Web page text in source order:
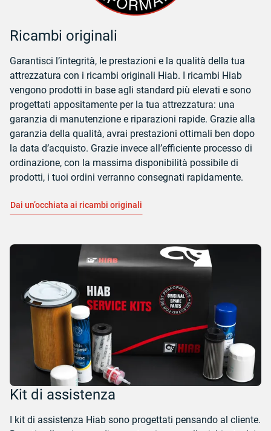
Ricambi originali
Garantisci l’integrità, le prestazioni e la qualità della tua
attrezzatura con i ricambi originali Hiab. I ricambi Hiab
vengono prodotti in base agli standard più elevati e sono
progettati appositamente per la tua attrezzatura: una
garanzia di manutenzione e riparazioni rapide. Grazie alla
garanzia della qualità, avrai prestazioni ottimali ben dopo
la data d’acquisto. Grazie invece all’efficiente processo di
ordinazione, con la massima disponibilità possibile di
prodotti, i tuoi ordini verranno consegnati rapidamente.
Dai un’occhiata ai ricambi originali
Kit di assistenza
I kit di assistenza Hiab sono progettati pensando al cliente.